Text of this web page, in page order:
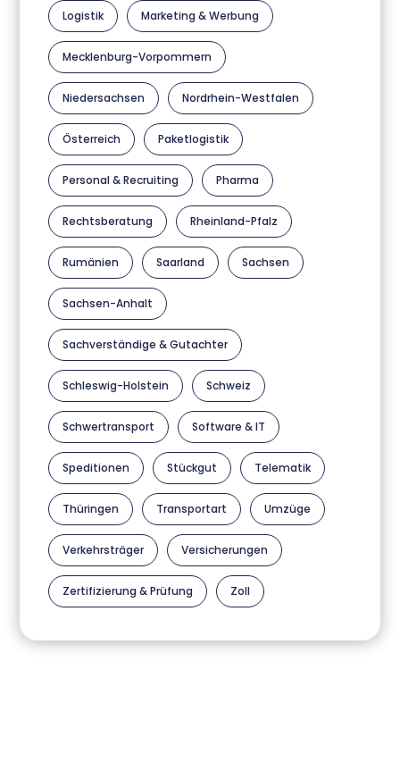
Logistik Marketing & Werbung
Mecklenburg-Vorpommern
Niedersachsen Nordrhein-Westfalen
Österreich Paketlogistik
Personal & Recruiting Pharma
Rechtsberatung Rheinland-Pfalz
Rumänien Saarland Sachsen
Sachsen-Anhalt
Sachverständige & Gutachter
Schleswig-Holstein Schweiz
Schwertransport Software & IT
Speditionen Stückgut Telematik
Thüringen Transportart Umzüge
Verkehrsträger Versicherungen
Zertifizierung & Prüfung Zoll